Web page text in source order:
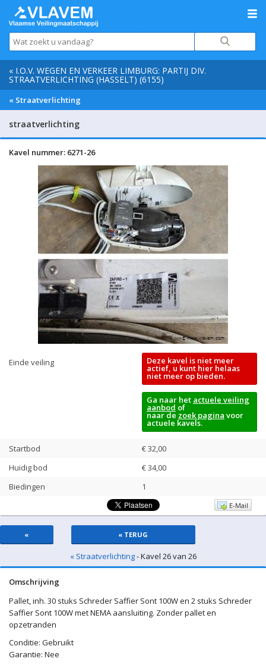
« I.O.V. WEGEN EN VERKEER LIMBURG: PARTIJ DIV.
STRAATVERLICHTING (HASSELT) (6155)
« Straatverlichting
straatverlichting
Kavel nummer: 6271-26
Einde veiling Deze kavel is niet meer
actief, u kunt hier helaas
niet meer op bieden.
Ga naar het actuele veiling
aanbod of
naar de zoek pagina voor
actuele kavels.
Startbod
€ 32,00
Huidig bod
€34,00
Biedingen
1
E-Mail
« « TERUG
« Straatverlichting- Kavel 26 van 26
Omschrijving
Pallet, inh. 30 stuks Schreder Saffier Sont 100W en 2 stuks Schreder
Saffier Sont 100W met NEMA aansluiting. Zonder pallet en
opzetranden
Conditie: Gebruikt
Garantie: Nee